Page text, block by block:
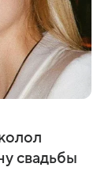
свадьбы